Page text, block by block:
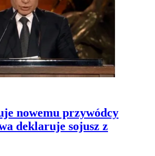
nowemu przywódcy
deklaruje sojusz z